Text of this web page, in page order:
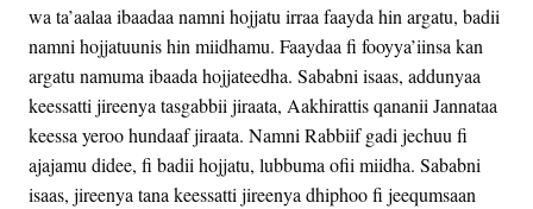
wa ta’aalaa ibaadaa namni hojjatu irraa faayda hin argatu, badii
namni hojjatuunis hin miidhamu. Faaydaa fi fooyya’iinsa kan
argatu namuma ibaada hojjateedha. Sababni isaas, addunyaa
keessatti jireenya tasgabbii jiraata, Aakhirattis qananii Jannataa
keessa yeroo hundaaf jiraata. Namni Rabbiif gadi jechuu fi
ajajamu didee, fi badii hojjatu, lubbuma ofii miidha. Sababni
isaas, jireenya tana keessatti jireenya dhiphoo fi jeequmsaan